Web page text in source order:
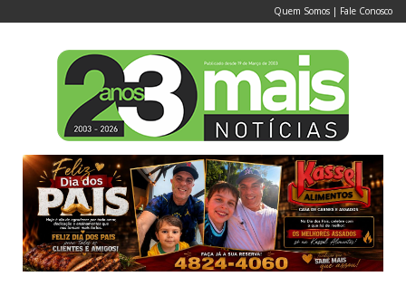
Quem Somos | Fale Conosco